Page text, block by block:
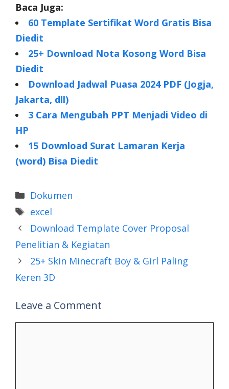
Baca Juga:
60 Template Sertifikat Word Gratis Bisa
Diedit
25+ Download Nota Kosong Word Bisa
Diedit
Download Jadwal Puasa 2024 PDF (Jogja,
Jakarta, dll)
3 Cara Mengubah PPT Menjadi Video di
HP
15 Download Surat Lamaran Kerja
(word) Bisa Diedit
Categories
Dokumen
Tags
excel
Download Template Cover Proposal
Penelitian & Kegiatan
25+ Skin Minecraft Boy & Girl Paling
Keren 3D
Leave a Comment